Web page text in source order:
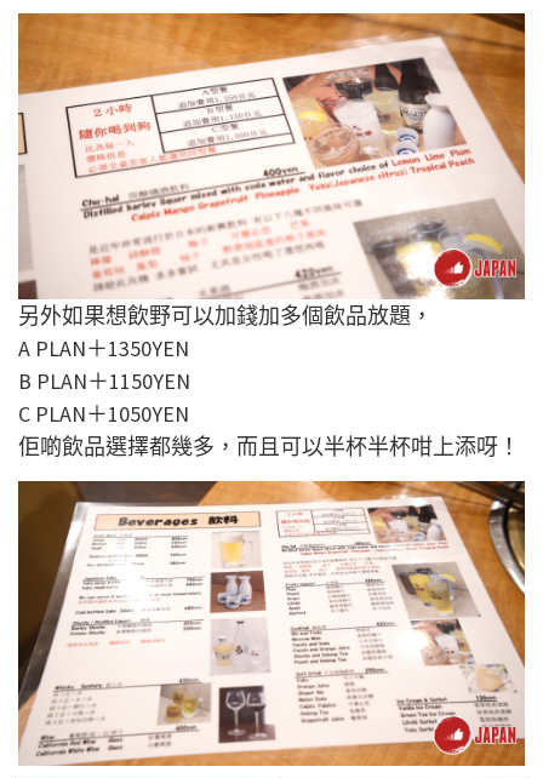
另外如果想飲野可以加錢加多個飲品放題，
A PLAN＋1350YEN
B PLAN＋1150YEN
C PLAN＋1050YEN
佢啲飲品選擇都幾多，而且可以半杯半杯咁上添呀！